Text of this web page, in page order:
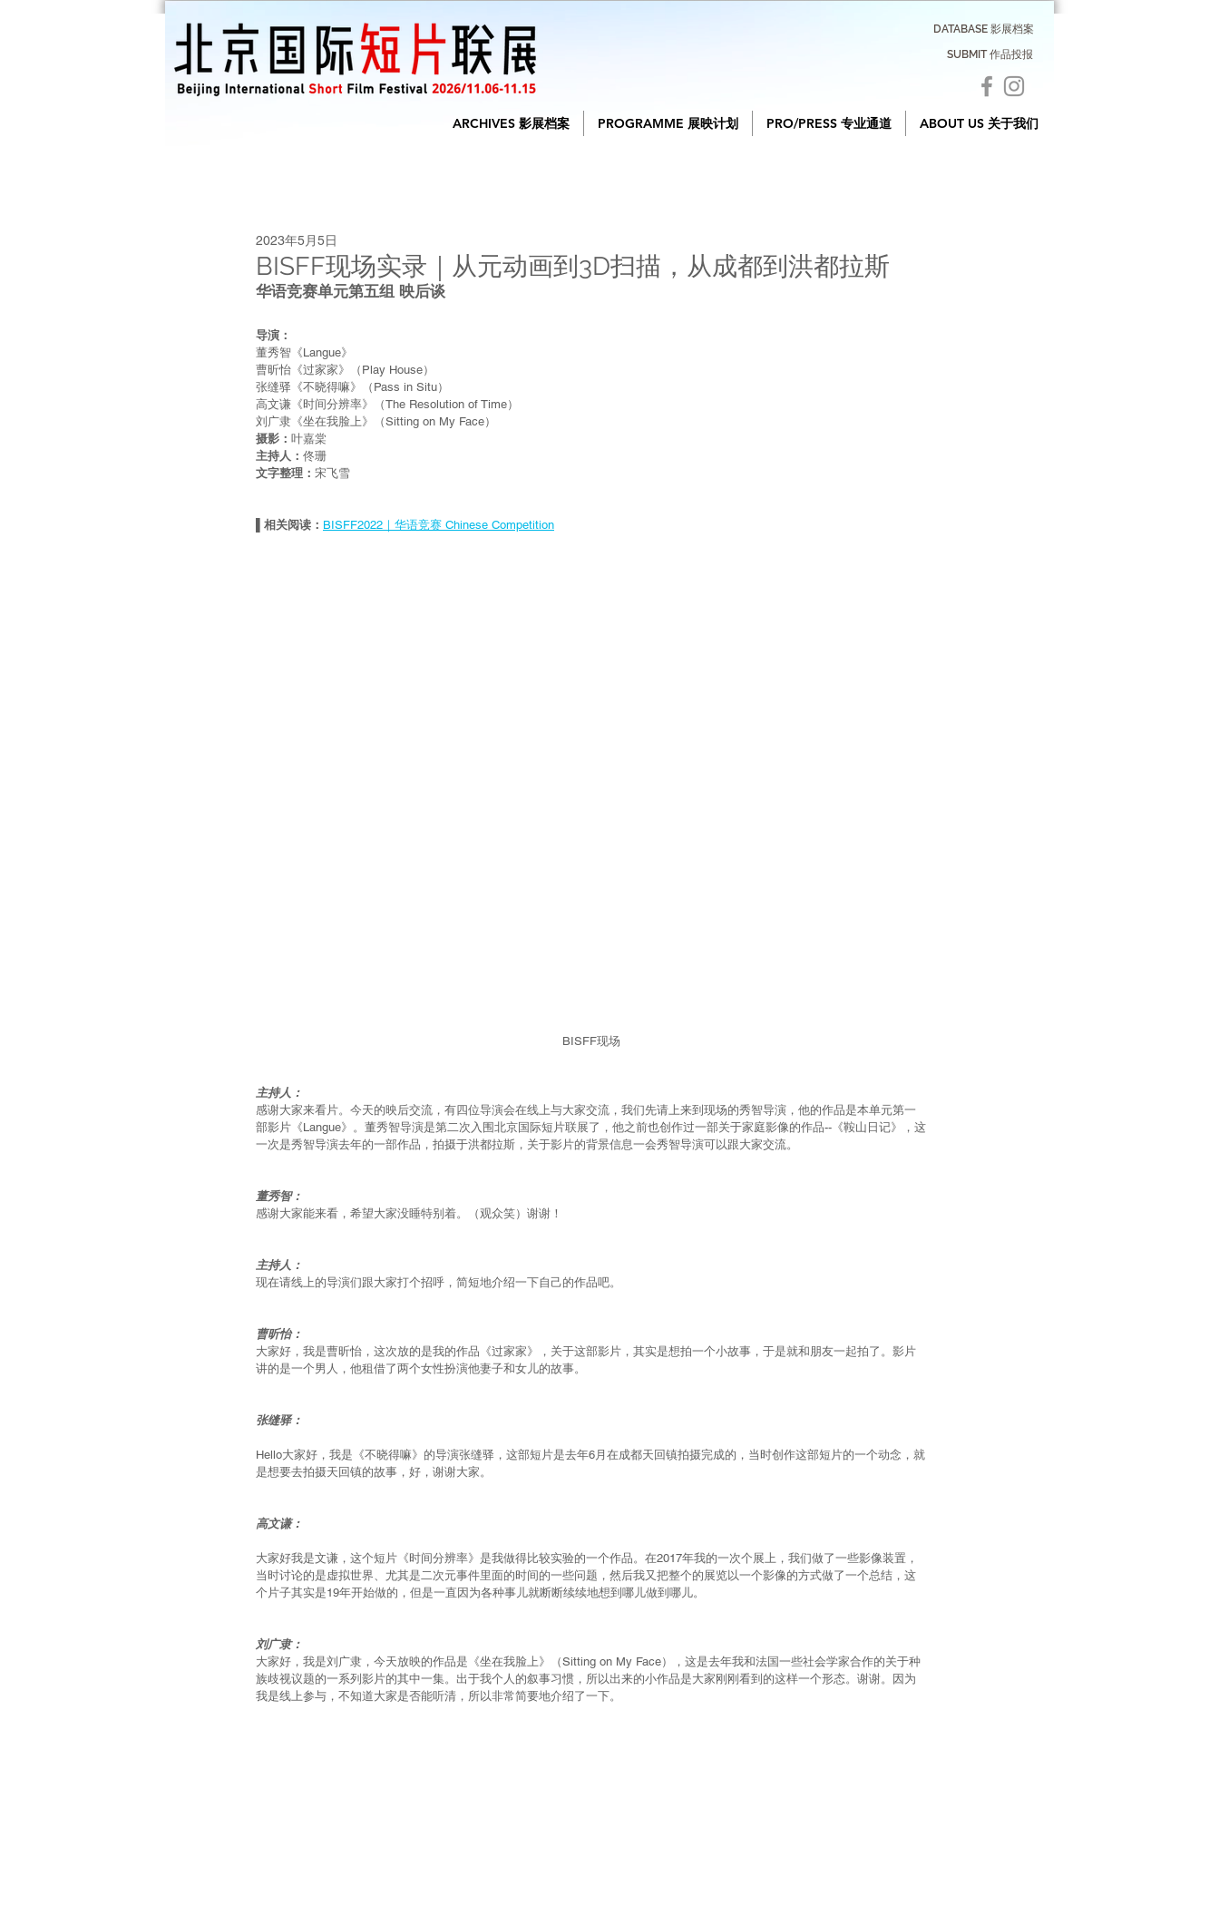
DATABASE 影展档案
SUBMIT 作品投报
ARCHIVES 影展档案 PROGRAMME 展映计划 PRO/PRESS 专业通道 ABOUT US 关于我们
BISFF现场实录｜从元动画到3D扫描，从成都到洪都拉斯
2023年5月5日
华语竞赛单元第五组 映后谈
导演：
董秀智《Langue》
曹昕怡《过家家》（Play House）
张缝驿《不晓得嘛》（Pass in Situ）
高文谦《时间分辨率》（The Resolution of Time）
刘广隶《坐在我脸上》（Sitting on My Face）
摄影： 叶嘉棠
主持人： 佟珊
文字整理： 宋飞雪
▌相关阅读： BISFF2022｜华语竞赛 Chinese Competition
BISFF现场
主持人：
感谢大家来看片。今天的映后交流，有四位导演会在线上与大家交流，我们先请上来到现场的秀智导演，他的作品是本单元第一
部影片《Langue》。董秀智导演是第二次入围北京国际短片联展了，他之前也创作过一部关于家庭影像的作品--《鞍山日记》，这
一次是秀智导演去年的一部作品，拍摄于洪都拉斯，关于影片的背景信息一会秀智导演可以跟大家交流。
董秀智：
感谢大家能来看，希望大家没睡特别着。（观众笑）谢谢！
主持人：
现在请线上的导演们跟大家打个招呼，简短地介绍一下自己的作品吧。
曹昕怡：
大家好，我是曹昕怡，这次放的是我的作品《过家家》，关于这部影片，其实是想拍一个小故事，于是就和朋友一起拍了。影片
讲的是一个男人，他租借了两个女性扮演他妻子和女儿的故事。
张缝驿：
Hello大家好，我是《不晓得嘛》的导演张缝驿，这部短片是去年6月在成都天回镇拍摄完成的，当时创作这部短片的一个动念，就
是想要去拍摄天回镇的故事，好，谢谢大家。
高文谦：
大家好我是文谦，这个短片《时间分辨率》是我做得比较实验的一个作品。在2017年我的一次个展上，我们做了一些影像装置，
当时讨论的是虚拟世界、尤其是二次元事件里面的时间的一些问题，然后我又把整个的展览以一个影像的方式做了一个总结，这
个片子其实是19年开始做的，但是一直因为各种事儿就断断续续地想到哪儿做到哪儿。
刘广隶：
大家好，我是刘广隶，今天放映的作品是《坐在我脸上》（Sitting on My Face），这是去年我和法国一些社会学家合作的关于种
族歧视议题的一系列影片的其中一集。出于我个人的叙事习惯，所以出来的小作品是大家刚刚看到的这样一个形态。谢谢。因为
我是线上参与，不知道大家是否能听清，所以非常简要地介绍了一下。